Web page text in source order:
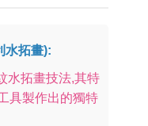
水拓畫):
水拓畫技法,其特
具製作出的獨特